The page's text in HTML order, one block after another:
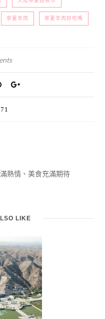
寧夏羊肉 寧夏羊肉好吃嗎
熱情、美食充滿期待
LIKE